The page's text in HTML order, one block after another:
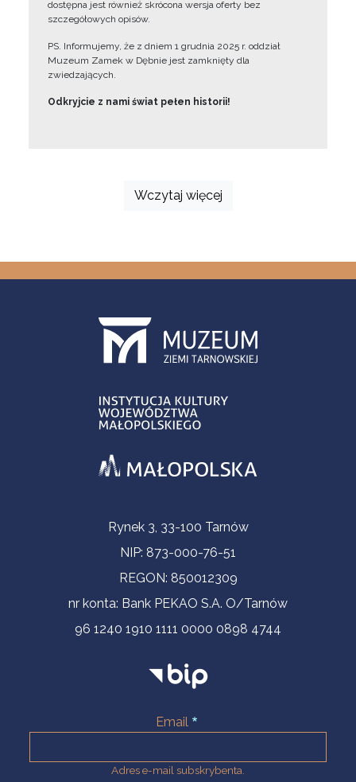
dostępna jest również skrócona wersja oferty bez
szczegółowych opisów.
PS. Informujemy, że z dniem 1 grudnia 2025 r. oddział
Muzeum Zamek w Dębnie jest zamknięty dla
zwiedzających.
Odkryjcie z nami świat pełen historii!
Wczytaj więcej
Informacje kontaktoweRynek 3, 33-100 Tarnów
NIP: 873-000-76-51
REGON: 850012309
nr konta: Bank PEKAO S.A. O/Tarnów
96 1240 1910 1111 0000 0898 4744
Email
Adres e-mail subskrybenta.